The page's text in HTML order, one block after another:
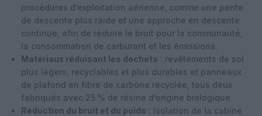
procédures d’exploitation aérienne, comme une pente
de descente plus raide et une approche en descente
continue, afin de réduire le bruit pour la communauté,
la consommation de carburant et les émissions.
Matériaux réduisant les déchets : revêtements de sol
plus légers, recyclables et plus durables et panneaux
de plafond en fibre de carbone recyclée, tous deux
fabriqués avec 25 % de résine d’origine biologique.
Réduction du bruit et du poids : Isolation de la cabine